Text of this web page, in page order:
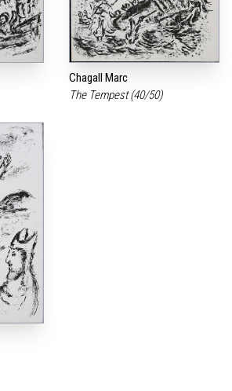
Chagall Marc
The Tempest (40/50)